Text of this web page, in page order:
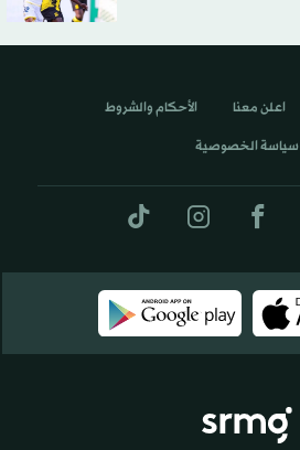
اعلن معنا الأحكام والشروط
سياسة الخصوصية